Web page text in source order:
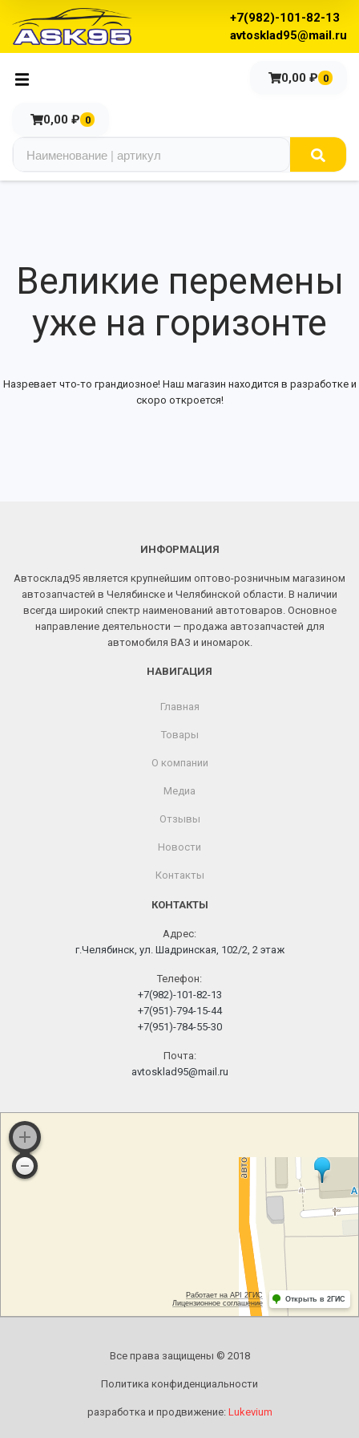
+7(982)-101-82-13
avtosklad95@mail.ru
0,00 ₽ 0
0,00 ₽ 0
Великие перемены
уже на горизонте
Назревает что-то грандиозное! Наш магазин находится в разработке и
скоро откроется!
ИНФОРМАЦИЯ
Автосклад95 является крупнейшим оптово-розничным магазином
автозапчастей в Челябинске и Челябинской области. В наличии
всегда широкий спектр наименований автотоваров. Основное
направление деятельности — продажа автозапчастей для
автомобиля ВАЗ и иномарок.
НАВИГАЦИЯ
Главная
Товары
О компании
Медиа
Отзывы
Новости
Контакты
КОНТАКТЫ
Адрес:
г.Челябинск, ул. Шадринская, 102/2, 2 этаж
Телефон:
+7(982)-101-82-13
+7(951)-794-15-44
+7(951)-784-55-30
Почта:
avtosklad95@mail.ru
Все права защищены © 2018
Политика конфиденциальности
разработка и продвижение: Lukevium